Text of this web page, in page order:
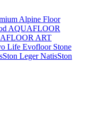
Alpine Floor
AQUAFLOOR
ART
Life Evofloor Stone
LegerNatisSton